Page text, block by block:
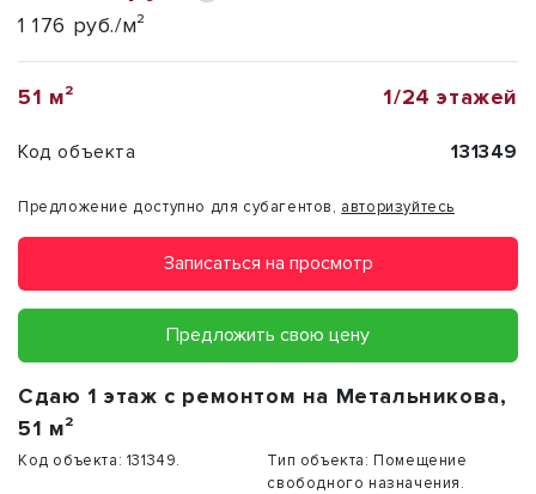
1 176 руб./м²
51 м² 1/24 этажей
Код объекта 131349
Предложение доступно для субагентов, авторизуйтесь
Записаться на просмотр
Предложить свою цену
Сдаю 1 этаж с ремонтом на Метальникова,
51 м²
Код объекта: 131349. Тип объекта: Помещение
свободного назначения.